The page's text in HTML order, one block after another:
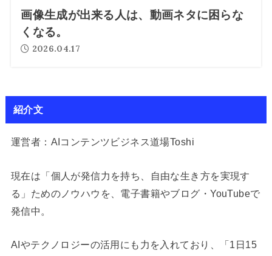
画像生成が出来る人は、動画ネタに困らな
くなる。
2026.04.17
紹介文
運営者：AIコンテンツビジネス道場Toshi
現在は「個人が発信力を持ち、自由な生き方を実現す
る」ためのノウハウを、電子書籍やブログ・YouTubeで
発信中。
AIやテクノロジーの活用にも力を入れており、「1日15